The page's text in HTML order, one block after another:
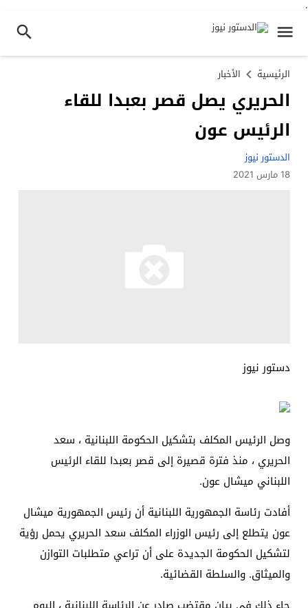
.
الرئيسية الأخبار
الحريري يصل قصر بعبدا للقاء
الرئيس عون
الدستور نيوز
18 مارس 2021
دستور نيوز
وصل الرئيس المكلف بتشكيل الحكومة اللبنانية ، سعد
الحريري ، منذ فترة قصيرة إلى قصر بعبدا للقاء الرئيس
اللبناني ميشال عون.
أفادت رئاسة الجمهورية اللبنانية أن رئيس الجمهورية ميشال
عون يتطلع إلى رئيس الوزراء المكلف سعد الحريري يحمل رؤية
لتشكيل الحكومة الجديدة على أن تراعي متطلبات التوازن
والميثاق. والسلطة القضائية.